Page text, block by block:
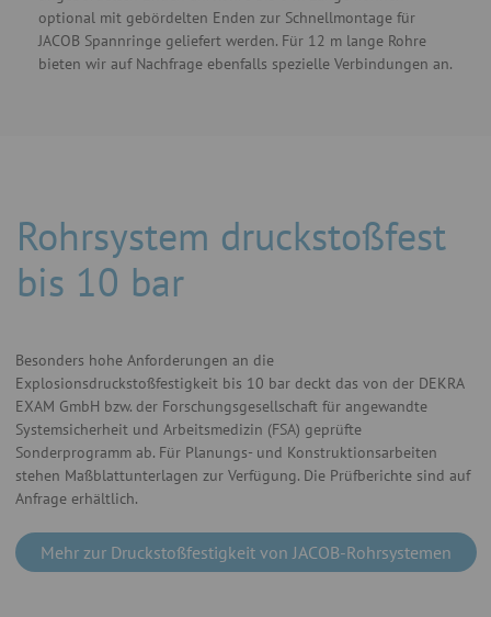
optional mit gebördelten Enden zur Schnellmontage für
JACOB Spannringe geliefert werden. Für 12 m lange Rohre
bieten wir auf Nachfrage ebenfalls spezielle Verbindungen an.
Rohrsystem druckstoßfest
bis 10 bar
Besonders hohe Anforderungen an die
Explosionsdruckstoßfestigkeit bis 10 bar deckt das von der DEKRA
EXAM GmbH bzw. der Forschungsgesellschaft für angewandte
Systemsicherheit und Arbeitsmedizin (FSA) geprüfte
Sonderprogramm ab. Für Planungs- und Konstruktionsarbeiten
stehen Maßblattunterlagen zur Verfügung. Die Prüfberichte sind auf
Anfrage erhältlich.
Mehr zur Druckstoßfestigkeit von JACOB-Rohrsystemen